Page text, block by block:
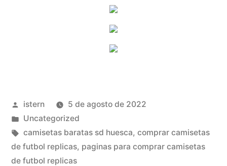
Publicado
por
istern
5 de agosto de 2022
Publicado
en
Uncategorized
Etiquetas:
camisetas baratas sd huesca, comprar camisetas
de futbol replicas, paginas para comprar camisetas
de futbol replicas